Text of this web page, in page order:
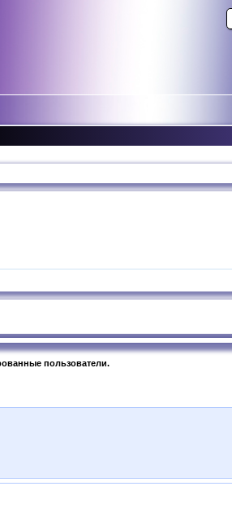
пользователи.